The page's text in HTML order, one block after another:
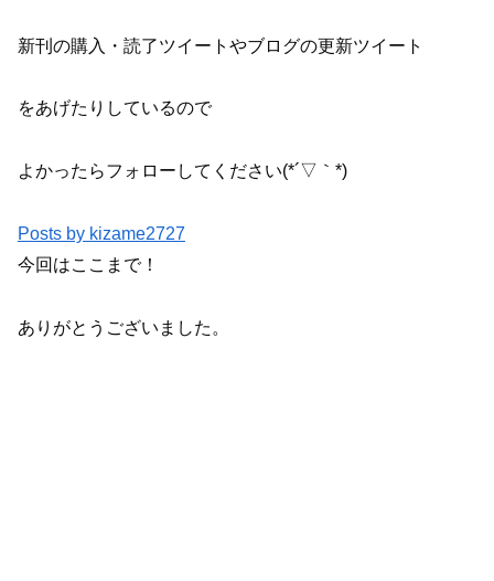
新刊の購入・読了ツイートやブログの更新ツイート
をあげたりしているので
よかったらフォローしてください(*´▽｀*)
Posts by kizame2727
今回はここまで！
ありがとうございました。